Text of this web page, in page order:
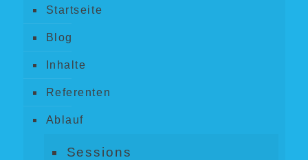
Startseite
Blog
Inhalte
Referenten
Ablauf
Sessions